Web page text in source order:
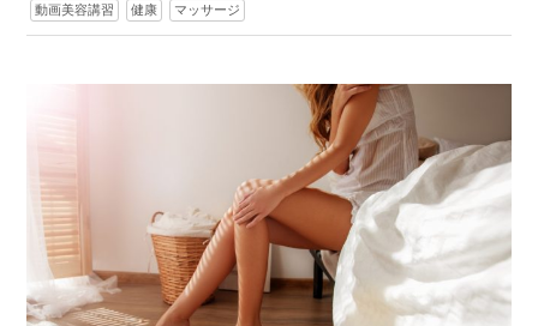
動画美容講習 健康 マッサージ